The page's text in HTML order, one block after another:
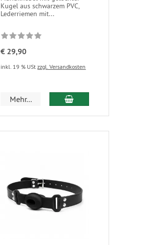
Kugel aus schwarzem PVC,
Lederriemen mit...
€ 29,90
inkl. 19 % UStzzgl. Versandkosten
Mehr...